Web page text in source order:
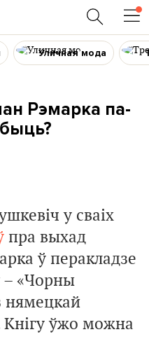
Уличная мода
Рэмарка па-
у сваіх
пра выхад
ў перакладзе
– «Чорны
нямецкай
Кнігу ўжо можна